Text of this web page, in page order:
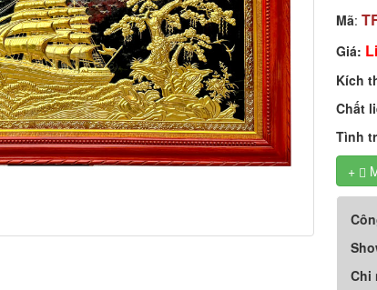
Mã:
Giá:
Kích
Chất
Tình
+ 
Chi